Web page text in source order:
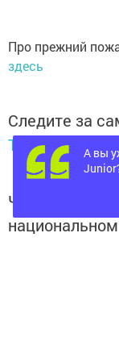
Про прежний
здесь
Следите за
Telegram-
Читайте
https://max.ru/
А вы